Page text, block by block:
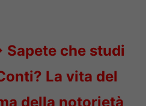
Sapete che studi
La vita del
della notorietà